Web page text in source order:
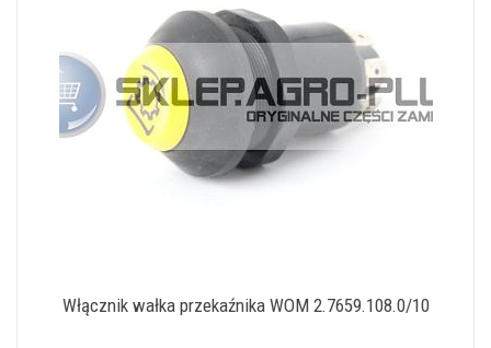
Włącznik wałka przekaźnika WOM 2.7659.108.0/10